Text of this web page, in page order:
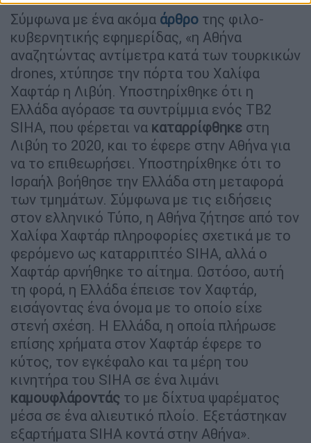
Σύμφωνα με ένα ακόμα άρθρο της φιλο-
κυβερνητικής εφημερίδας, «η Αθήνα
αναζητώντας αντίμετρα κατά των τουρκικών
drones, χτύπησε την πόρτα του Χαλίφα
Χαφτάρ η Λιβύη. Υποστηρίχθηκε ότι η
Ελλάδα αγόρασε τα συντρίμμια ενός TB2
SIHA, που φέρεται να καταρρίφθηκε στη
Λιβύη το 2020, και το έφερε στην Αθήνα για
να το επιθεωρήσει. Υποστηρίχθηκε ότι το
Ισραήλ βοήθησε την Ελλάδα στη μεταφορά
των τμημάτων. Σύμφωνα με τις ειδήσεις
στον ελληνικό Τύπο, η Αθήνα ζήτησε από τον
Χαλίφα Χαφτάρ πληροφορίες σχετικά με το
φερόμενο ως καταρριπτέο SIHA, αλλά ο
Χαφτάρ αρνήθηκε το αίτημα. Ωστόσο, αυτή
τη φορά, η Ελλάδα έπεισε τον Χαφτάρ,
εισάγοντας ένα όνομα με το οποίο είχε
στενή σχέση. Η Ελλάδα, η οποία πλήρωσε
επίσης χρήματα στον Χαφτάρ έφερε το
κύτος, τον εγκέφαλο και τα μέρη του
κινητήρα του SIHA σε ένα λιμάνι
καμουφλάροντάς το με δίχτυα ψαρέματος
μέσα σε ένα αλιευτικό πλοίο. Εξετάστηκαν
εξαρτήματα SIHA κοντά στην Αθήνα».